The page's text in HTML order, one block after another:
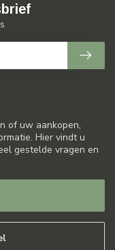
of uw aankopen,
Hier vindt u
gestelde vragen en